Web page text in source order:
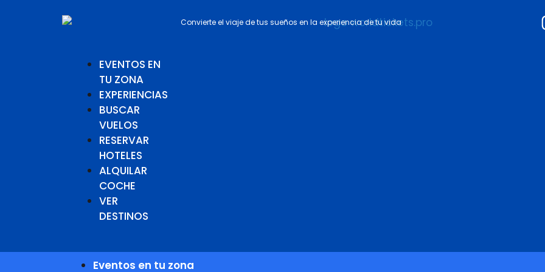
Convierte el viaje de tus sueños en la experiencia de tu vida
EVENTOS EN
TU ZONA
EXPERIENCIAS
BUSCAR
VUELOS
RESERVAR
HOTELES
ALQUILAR
COCHE
VER
DESTINOS
Eventos en tu zona